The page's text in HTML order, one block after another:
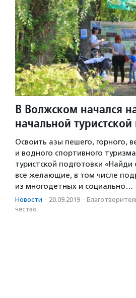
В Волжском начался
начальной
Освоить азы пешего, горного,
и водного спортивного
туристской подготовки «Найди
все желающие, в том числе
из многодетных и социально…
Новости · 20.09.2019 ·
чест­во